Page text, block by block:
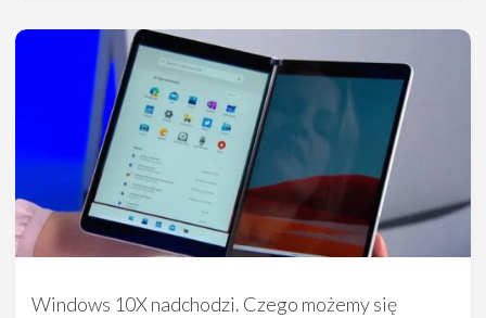
Windows 10X nadchodzi. Czego możemy się